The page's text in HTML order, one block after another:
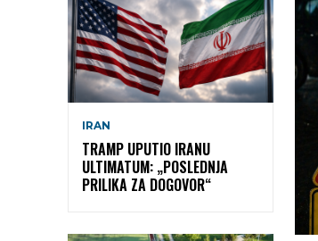
IRAN
TRAMP UPUTIO IRANU
ULTIMATUM: „POSLEDNJA
PRILIKA ZA DOGOVOR“